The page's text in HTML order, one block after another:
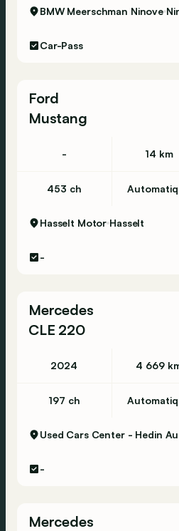
BMW Meerschman Ninove
Car-Pass
Ford
Mustang
- 14 km
453 ch
Hasselt Motor Hasselt
-
Mercedes
CLE 220
2024 4 669
197 ch
Used Cars Center - Hedin
-
Mercedes